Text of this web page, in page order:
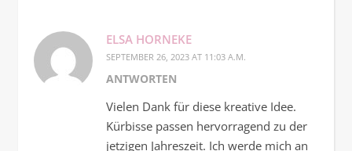
ELSA HORNEKE
SEPTEMBER 26, 2023 AT 11:03 A.M.
ANTWORTEN
Vielen Dank für diese kreative Idee.
Kürbisse passen hervorragend zu der
jetzigen Jahreszeit. Ich werde mich an